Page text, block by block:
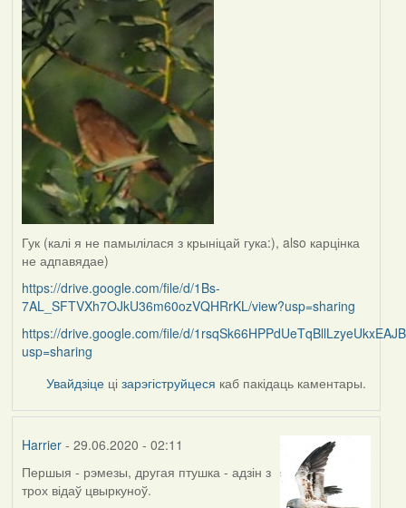
Гук (калі я не памылілася з крыніцай гука:), also карцінка
не адпавядае)
https://drive.google.com/file/d/1Bs-
7AL_SFTVXh7OJkU36m60ozVQHRrKL/view?usp=sharing
https://drive.google.com/file/d/
usp=sharing
Увайдзіце цізарэгіструйцеся каб пакідаць каментары.
Harrier- 29.06.2020 - 02:11
In
reply
Першыя - рэмезы, другая птушка - адзін з
трох відаў цвыркуноў.